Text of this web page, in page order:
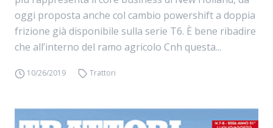
oggi proposta anche col cambio powershift a doppia
frizione già disponibile sulla serie T6. È bene ribadire
che all’interno del ramo agricolo Cnh questa...
10/26/2019 Trattori